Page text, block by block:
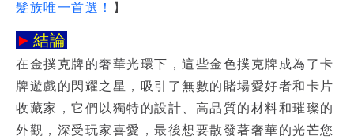
髮族唯一首選！
】
► 結論
在金撲克牌的奢華光環下，這些金色撲克牌 成為了卡
牌遊戲的閃耀之星，吸引了無數的賭場愛好者和卡片
收藏家，它們以獨特的設計、高品質的材料和璀璨的
外觀，深受玩家喜愛，最後想要散發著奢華的光芒您